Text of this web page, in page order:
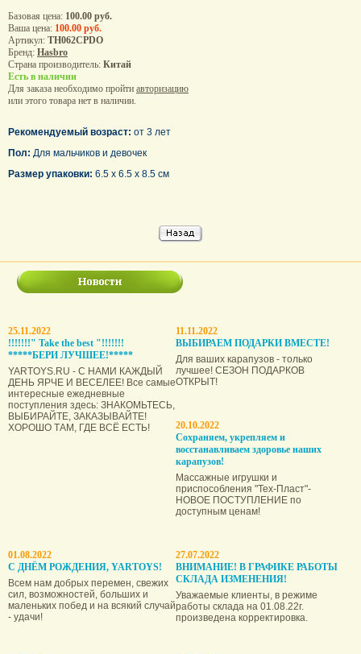
Базовая цена: 100.00 руб.
Ваша цена: 100.00 руб.
Артикул: ТН062CPDO
Бренд: Hasbro
Страна производитель: Китай
Есть в наличии
Для заказа необходимо пройти авторизацию
или этого товара нет в наличии.
Рекомендуемый возраст: от 3 лет
Пол: Для мальчиков и девочек
Размер упаковки: 6.5 x 6.5 x 8.5 см
25.11.2022
!!!!!!!" Take the best "!!!!!!!
*****БЕРИ ЛУЧШЕЕ!*****
YARTOYS.RU - С НАМИ КАЖДЫЙ
ДЕНЬ ЯРЧЕ И ВЕСЕЛЕЕ! Все самые
интересные ежедневные
поступления здесь: ЗНАКОМЬТЕСЬ,
ВЫБИРАЙТЕ, ЗАКАЗЫВАЙТЕ!
ХОРОШО ТАМ, ГДЕ ВСЁ ЕСТЬ!
11.11.2022
ВЫБИРАЕМ ПОДАРКИ ВМЕСТЕ!
Для ваших карапузов - только
лучшее! СЕЗОН ПОДАРКОВ
ОТКРЫТ!
20.10.2022
Сохраняем, укрепляем и
восстанавливаем здоровье наших
карапузов!
Массажные игрушки и
приспособления "Тех-Пласт"-
НОВОЕ ПОСТУПЛЕНИЕ по
доступным ценам!
01.08.2022
С ДНЁМ РОЖДЕНИЯ, YARTOYS!
Всем нам добрых перемен, свежих
сил, возможностей, больших и
маленьких побед и на всякий случай
- удачи!
27.07.2022
ВНИМАНИЕ! В ГРАФИКЕ РАБОТЫ
СКЛАДА ИЗМЕНЕНИЯ!
Уважаемые клиенты, в режиме
работы склада на 01.08.22г.
произведена корректировка.